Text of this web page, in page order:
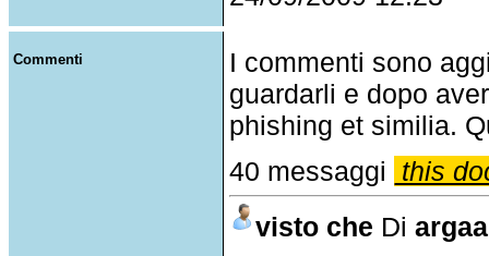
Commenti
I commenti sono
guardarli e dopo
phishing et similia.
40 messaggi
this
visto che Di